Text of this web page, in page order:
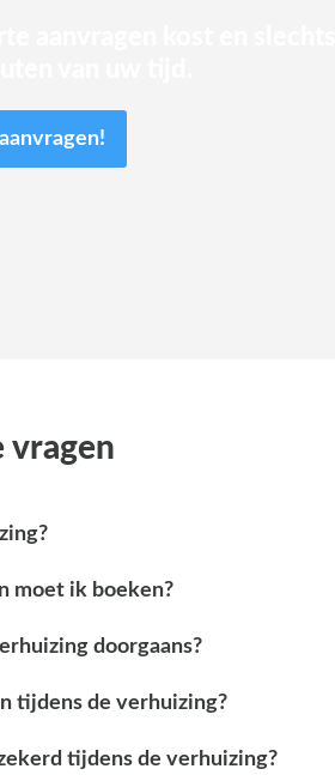
vragen
moet ik boeken?
doorgaans?
tijdens de verhuizing?
tijdens de verhuizing?